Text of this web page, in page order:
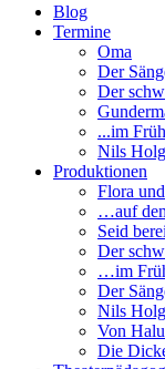
Blog
Termine
Oma
Der
Der
...im
Nils
Produktionen
Flora
…auf
Seid
Der
…im
Der
Nils
Von
Die